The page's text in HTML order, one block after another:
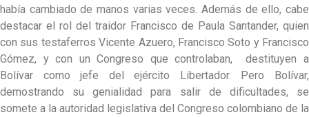
había cambiado de manos varias veces. Además de ello, cabe
destacar el rol del traidor Francisco de Paula Santander, quien
con sus testaferros Vicente Azuero, Francisco Soto y Francisco
Gómez, y con un Congreso que controlaban, destituyen a
Bolívar como jefe del ejército Libertador. Pero Bolívar,
demostrando su genialidad para salir de dificultades, se
somete a la autoridad legislativa del Congreso colombiano de la